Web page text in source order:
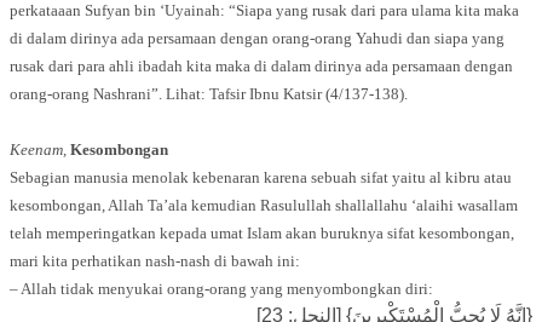
perkataaan Sufyan bin ‘Uyainah: “Siapa yang rusak dari para ulama kita maka
di dalam dirinya ada persamaan dengan orang-orang Yahudi dan siapa yang
rusak dari para ahli ibadah kita maka di dalam dirinya ada persamaan dengan
orang-orang Nashrani”. Lihat: Tafsir Ibnu Katsir (4/137-138).
Keenam, Kesombongan
Sebagian manusia menolak kebenaran karena sebuah sifat yaitu al kibru atau
kesombongan, Allah Ta’ala kemudian Rasulullah shallallahu ‘alaihi wasallam
telah memperingatkan kepada umat Islam akan buruknya sifat kesombongan,
mari kita perhatikan nash-nash di bawah ini:
– Allah tidak menyukai orang-orang yang menyombongkan diri:
{إِنَّهُ لَا يُحِبُّ الْمُسْتَكْبِرِينَ} [النحل: 23]